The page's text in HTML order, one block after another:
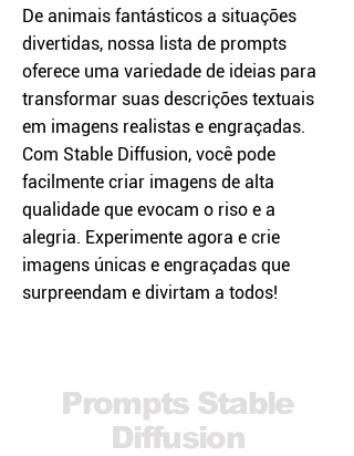
De animais fantásticos a situações
divertidas, nossa lista de prompts
oferece uma variedade de ideias para
transformar suas descrições textuais
em imagens realistas e engraçadas.
Com Stable Diffusion, você pode
facilmente criar imagens de alta
qualidade que evocam o riso e a
alegria. Experimente agora e crie
imagens únicas e engraçadas que
surpreendam e divirtam a todos!
Prompts Stable
Diffusion